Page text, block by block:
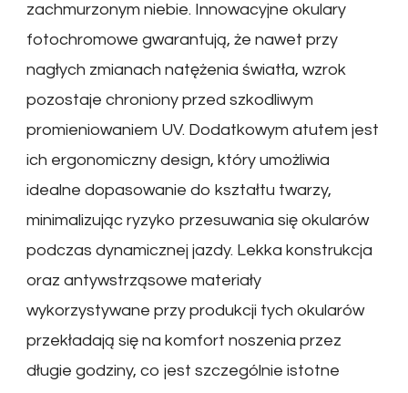
zachmurzonym niebie. Innowacyjne okulary
fotochromowe gwarantują, że nawet przy
nagłych zmianach natężenia światła, wzrok
pozostaje chroniony przed szkodliwym
promieniowaniem UV. Dodatkowym atutem jest
ich ergonomiczny design, który umożliwia
idealne dopasowanie do kształtu twarzy,
minimalizując ryzyko przesuwania się okularów
podczas dynamicznej jazdy. Lekka konstrukcja
oraz antywstrząsowe materiały
wykorzystywane przy produkcji tych okularów
przekładają się na komfort noszenia przez
długie godziny, co jest szczególnie istotne